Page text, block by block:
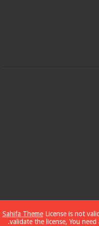
Sahifa ThemeLicense is not
validate the license, You